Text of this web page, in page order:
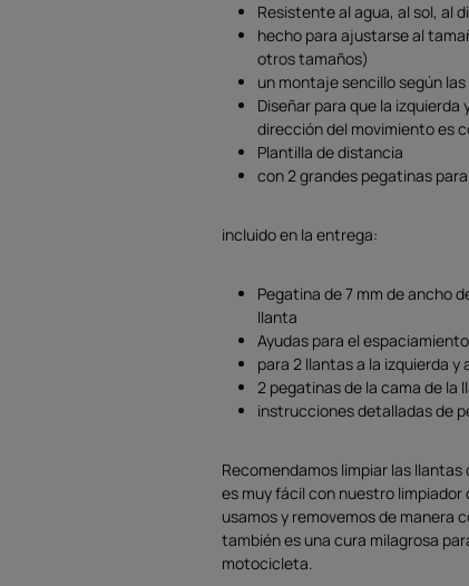
Resistente al agua, al sol, al
hecho para ajustarse al
otros tamaños)
un montaje sencillo según
Diseñar para que la
dirección del movimiento es
Plantilla de distancia
con 2 grandes pegatinas
incluido en la entrega:
Pegatina de 7 mm de ancho
llanta
Ayudas para el espaciamiento
para 2 llantas a la izquierda y
2 pegatinas de la cama de la
instrucciones detalladas de
Recomendamos limpiar las
es muy fácil con nuestro
usamos y removemos de manera
también es una cura milagrosa
motocicleta.